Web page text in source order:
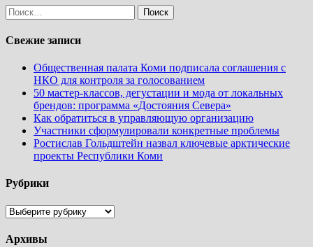
Найти:
Свежие записи
Общественная палата Коми подписала соглашения с
НКО для контроля за голосованием
50 мастер-классов, дегустации и мода от локальных
брендов: программа «Достояния Севера»
Как обратиться в управляющую организацию
Участники сформулировали конкретные проблемы
Ростислав Гольдштейн назвал ключевые арктические
проекты Республики Коми
Рубрики
Рубрики
Архивы